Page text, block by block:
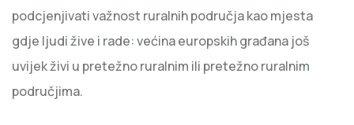
podcjenjivati ​​važnost ruralnih područja kao mjesta
gdje ljudi žive i rade: većina europskih građana još
uvijek živi u pretežno ruralnim ili pretežno ruralnim
područjima.